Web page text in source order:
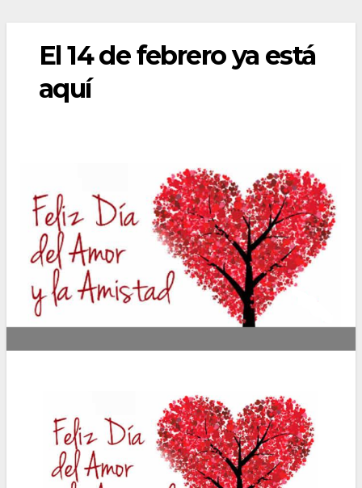
El 14 de febrero ya está
aquí